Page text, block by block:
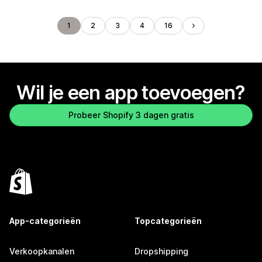
1 2 3 4 16
Wil je een app toevoegen?
Probeer Shopify 3 dagen gratis
App-categorieën
Verkoopkanalen
Topcategorieën
Dropshipping